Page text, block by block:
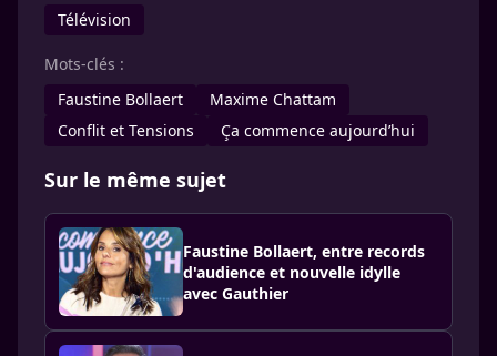
Télévision
Mots-clés :
Faustine Bollaert
Maxime Chattam
Conflit et Tensions
Ça commence aujourd’hui
Sur le même sujet
Faustine Bollaert, entre records
d'audience et nouvelle idylle
avec Gauthier